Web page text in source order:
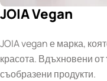
JOIA Vegan
JOIA vegan е марка,
красота. Вдъхновени от
съобразени продукти.